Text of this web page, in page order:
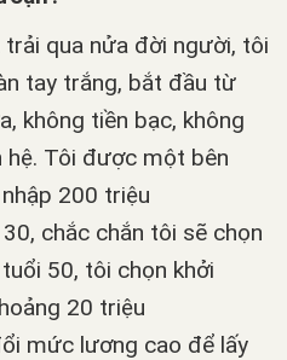
qua nửa đời người, tôi
tay trắng, bắt đầu từ
không tiền bạc, không
hệ. Tôi được một bên
200 triệu
chắc chắn tôi sẽ chọn
50, tôi chọn khởi
20 triệu
mức lương cao để lấy